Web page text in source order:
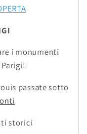
i monumenti
passate sotto
storici